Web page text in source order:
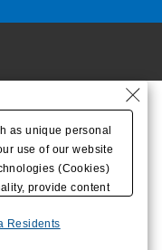
as unique personal
use of our website
(Cookies)
provide content
more details
Residents